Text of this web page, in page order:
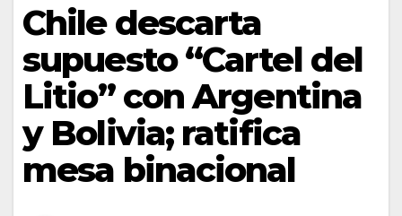
Chile descarta
supuesto “Cartel del
Litio” con Argentina
y Bolivia; ratifica
mesa binacional